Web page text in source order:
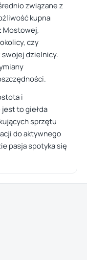
związane z
kupna
Mostowej,
czy
swojej dzielnicy.
i
jest to giełda
sprzętu
do aktywnego
pasja spotyka się